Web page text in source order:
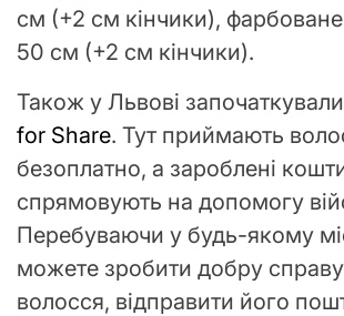
см (+2 см кінчики), фарбоване
50 см (+2 см кінчики).
Також у Львові
for Share. Тут приймають
безоплатно, а зароблені
спрямовують на допомогу
Перебуваючи у будь-якому
можете зробити добру
волосся, відправити його